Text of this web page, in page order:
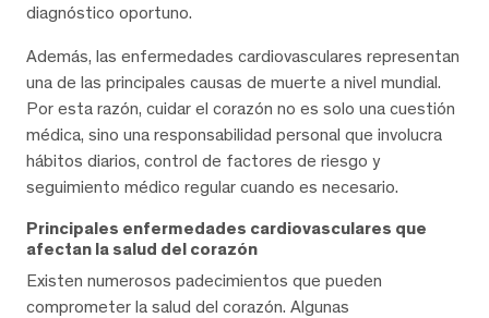
diagnóstico oportuno.
Además, las enfermedades cardiovasculares representan
una de las principales causas de muerte a nivel mundial.
Por esta razón, cuidar el corazón no es solo una cuestión
médica, sino una responsabilidad personal que involucra
hábitos diarios, control de factores de riesgo y
seguimiento médico regular cuando es necesario.
Principales enfermedades cardiovasculares que
afectan la salud del corazón
Existen numerosos padecimientos que pueden
comprometer la salud del corazón. Algunas